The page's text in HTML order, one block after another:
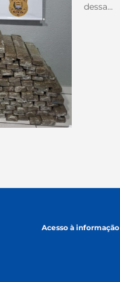
dessa...
Acesso à informação